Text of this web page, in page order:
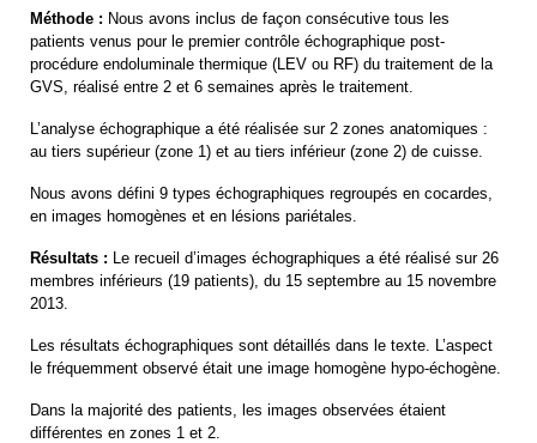
Méthode : Nous avons inclus de façon consécutive tous les
patients venus pour le premier contrôle échographique post-
procédure endoluminale thermique (LEV ou RF) du traitement de la
GVS, réalisé entre 2 et 6 semaines après le traitement.
L’analyse échographique a été réalisée sur 2 zones anatomiques :
au tiers supérieur (zone 1) et au tiers inférieur (zone 2) de cuisse.
Nous avons défini 9 types échographiques regroupés en cocardes,
en images homogènes et en lésions pariétales.
Résultats : Le recueil d’images échographiques a été réalisé sur 26
membres inférieurs (19 patients), du 15 septembre au 15 novembre
2013.
Les résultats échographiques sont détaillés dans le texte. L’aspect
le fréquemment observé était une image homogène hypo-échogène.
Dans la majorité des patients, les images observées étaient
différentes en zones 1 et 2.